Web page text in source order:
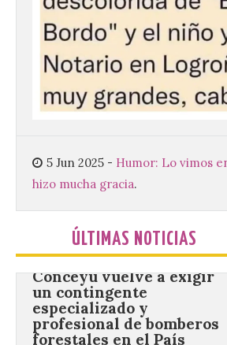
5 Jun 2025 - Humor: Lo vimos
hizo mucha gracia.
ÚLTIMAS NOTICIAS
Este
promovido por el
Universitario de
Sacra de la
premio de 3.000 euros. Las
podrán presentarse hasta el 30
noviembre. La Universidad, a […]
Conceyu vuelve a exigir
especializado y
profesional de bomberos
forestales en el País
Leonés